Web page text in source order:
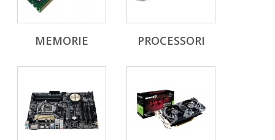
MEMORIE PROCESSORI